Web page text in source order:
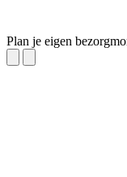
Plan je eigen